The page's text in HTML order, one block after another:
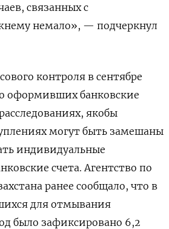
связанных с
немало», — подчеркнул
контроля в сентябре
оформивших банковские
якобы
могут быть замешаны
индивидуальные
счета. Агентство по
ранее сообщало, что в
для отмывания
было зафиксировано 6,2